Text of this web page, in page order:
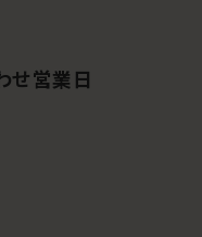
せ営業日